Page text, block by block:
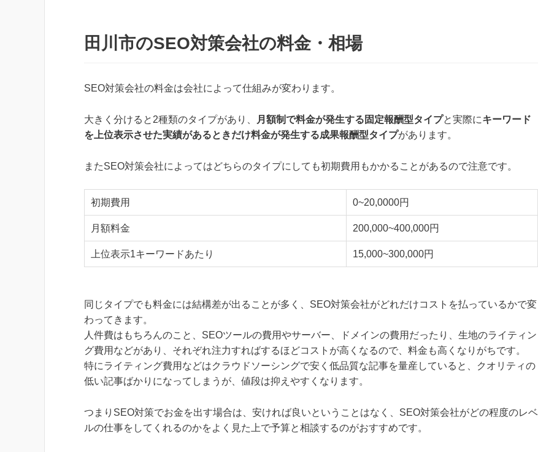
田川市のSEO対策会社の料金・相場
SEO対策会社の料金は会社によって仕組みが変わります。
大きく分けると2種類のタイプがあり、 月額制で料金が発生する固定報酬型タイプと実際にキーワード
を上位表示させた実績があるときだけ料金が発生する成果報酬型タイプがあります。
またSEO対策会社によってはどちらのタイプにしても初期費用もかかることがあるので注意です。
初期費用 0~20,0000円
月額料金 200,000~400,000円
上位表示1キーワードあたり 15,000~300,000円
同じタイプでも料金には結構差が出ることが多く、SEO対策会社がどれだけコストを払っているかで変
わってきます。
人件費はもちろんのこと、SEOツールの費用やサーバー、ドメインの費用だったり、生地のライティン
グ費用などがあり、それぞれ注力すればするほどコストが高くなるので、料金も高くなりがちです。
特にライティング費用などはクラウドソーシングで安く低品質な記事を量産していると、クオリティの
低い記事ばかりになってしまうが、値段は抑えやすくなります。
つまりSEO対策でお金を出す場合は、安ければ良いということはなく、SEO対策会社がどの程度のレベ
ルの仕事をしてくれるのかをよく見た上で予算と相談するのがおすすめです。